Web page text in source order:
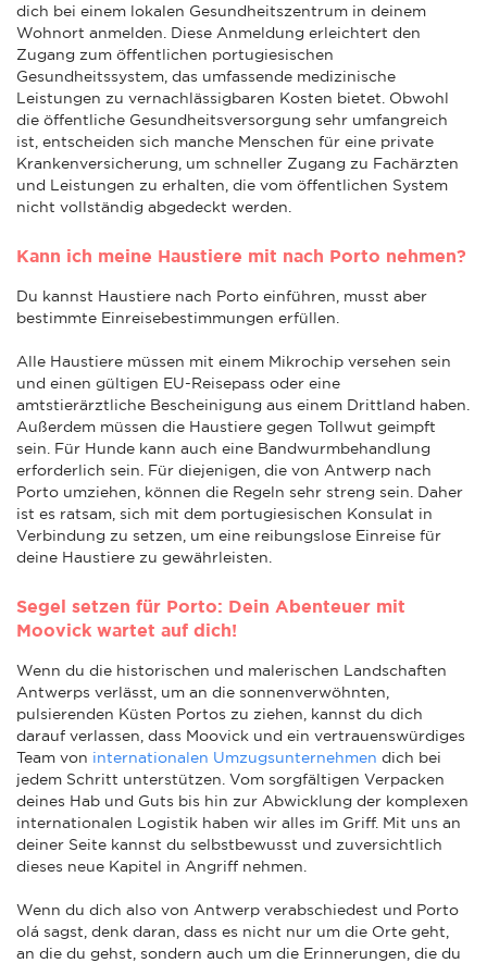
dich bei einem lokalen Gesundheitszentrum in deinem
Wohnort anmelden. Diese Anmeldung erleichtert den
Zugang zum öffentlichen portugiesischen
Gesundheitssystem, das umfassende medizinische
Leistungen zu vernachlässigbaren Kosten bietet. Obwohl
die öffentliche Gesundheitsversorgung sehr umfangreich
ist, entscheiden sich manche Menschen für eine private
Krankenversicherung, um schneller Zugang zu Fachärzten
und Leistungen zu erhalten, die vom öffentlichen System
nicht vollständig abgedeckt werden.
Kann ich meine Haustiere mit nach Porto nehmen?
Du kannst Haustiere nach Porto einführen, musst aber
bestimmte Einreisebestimmungen erfüllen.
Alle Haustiere müssen mit einem Mikrochip versehen sein
und einen gültigen EU-Reisepass oder eine
amtstierärztliche Bescheinigung aus einem Drittland haben.
Außerdem müssen die Haustiere gegen Tollwut geimpft
sein. Für Hunde kann auch eine Bandwurmbehandlung
erforderlich sein. Für diejenigen, die von Antwerp nach
Porto umziehen, können die Regeln sehr streng sein. Daher
ist es ratsam, sich mit dem portugiesischen Konsulat in
Verbindung zu setzen, um eine reibungslose Einreise für
deine Haustiere zu gewährleisten.
Segel setzen für Porto: Dein Abenteuer mit
Moovick wartet auf dich!
Wenn du die historischen und malerischen Landschaften
Antwerps verlässt, um an die sonnenverwöhnten,
pulsierenden Küsten Portos zu ziehen, kannst du dich
darauf verlassen, dass Moovick und ein vertrauenswürdiges
Team von internationalen Umzugsunternehmen dich bei
jedem Schritt unterstützen. Vom sorgfältigen Verpacken
deines Hab und Guts bis hin zur Abwicklung der komplexen
internationalen Logistik haben wir alles im Griff. Mit uns an
deiner Seite kannst du selbstbewusst und zuversichtlich
dieses neue Kapitel in Angriff nehmen.
Wenn du dich also von Antwerp verabschiedest und Porto
olá sagst, denk daran, dass es nicht nur um die Orte geht,
an die du gehst, sondern auch um die Erinnerungen, die du